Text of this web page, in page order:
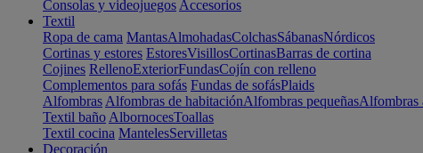
Consolas y videojuegos Accesorios
Textil
Ropa de cama MantasAlmohadasColchasSábanasNórdicos
Cortinas y estores EstoresVisillosCortinasBarras de cortina
Cojines RellenoExteriorFundasCojín con relleno
Complementos para sofás Fundas de sofásPlaids
Alfombras Alfombras de habitaciónAlfombras pequeñasAlfombras
Textil baño AlbornocesToallas
Textil cocina MantelesServilletas
Decoración